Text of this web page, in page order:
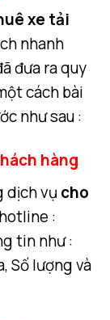
xe tải
nhanh
đưa ra quy
cách bài
như sau :
hàng
dịch vụ cho
:
tin như :
Số lượng và